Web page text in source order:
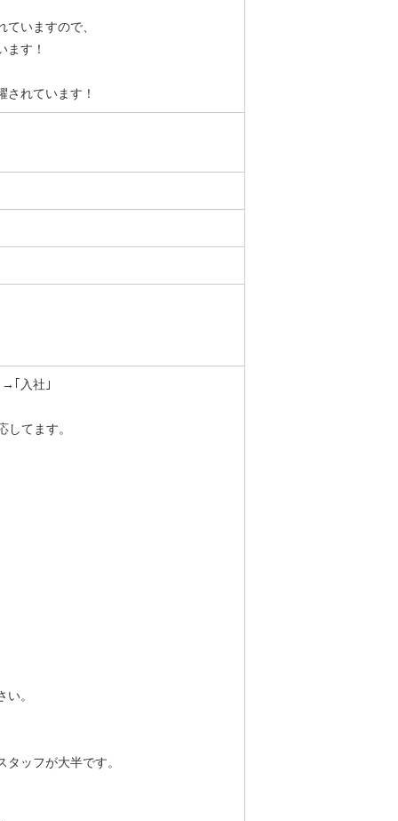
いますので、
ます！
れています！
｢入社｣
てます。
。
ッフが大半です。